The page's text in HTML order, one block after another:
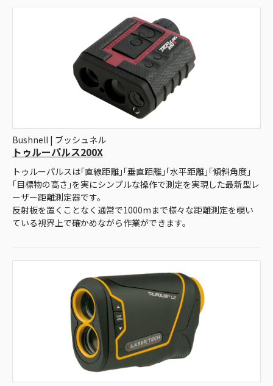
Bushnell | ブッシュネル
トゥルーパルス200X
トゥルーパルスは｢直線距離｣｢垂直距離｣｢水平距離｣｢傾斜角度｣
｢目標物の高さ｣を実にシンプルな操作で測定を実現した最新型レ
ーザー距離測定器です。
反射板を置くことなく通常で1000mまで様々な距離測定を覗い
ている視界上で確かめながら作業ができます。